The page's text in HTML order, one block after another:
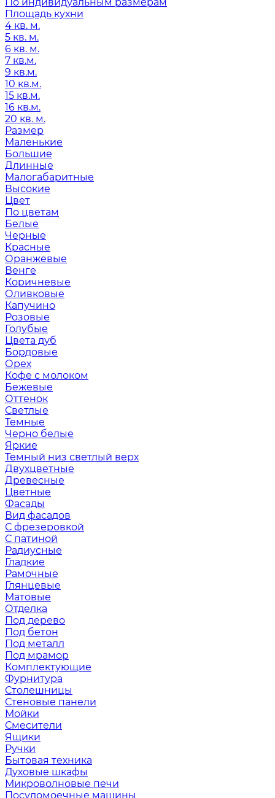
Площадь кухни
4 кв. м.
5 кв. м.
6 кв. м.
7 кв.м.
9 кв.м.
10 кв.м.
15 кв.м.
16 кв.м.
20 кв. м.
Размер
Маленькие
Большие
Длинные
Малогабаритные
Высокие
Цвет
По цветам
Белые
Черные
Красные
Оранжевые
Венге
Коричневые
Оливковые
Капучино
Розовые
Голубые
Цвета дуб
Бордовые
Орех
Кофе с молоком
Бежевые
Оттенок
Светлые
Темные
Черно белые
Яркие
Темный низ светлый верх
Двухцветные
Древесные
Цветные
Фасады
Вид фасадов
С фрезеровкой
С патиной
Радиусные
Гладкие
Рамочные
Глянцевые
Матовые
Отделка
Под дерево
Под бетон
Под металл
Под мрамор
Комплектующие
Фурнитура
Столешницы
Стеновые панели
Мойки
Смесители
Ящики
Ручки
Бытовая техника
Духовые шкафы
Микроволновые печи
Посудомоечные машины